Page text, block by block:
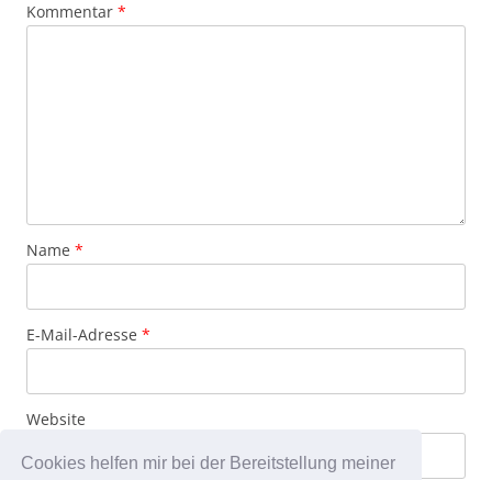
Cookies helfen mir bei der Bereitstellung meiner
Kommentar *
Name *
E-Mail-Adresse *
Website